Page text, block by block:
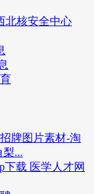
北核安全中心
牌图片素材-淘
...
下载 医学人才网